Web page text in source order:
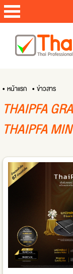
• หน้าแรก • ข่าวสาร
THAIPFA
THAIPFA